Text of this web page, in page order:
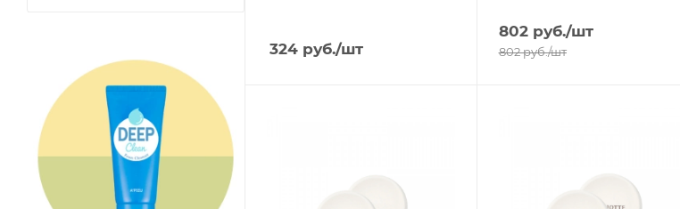
324 руб./шт
802руб./шт
802руб./шт